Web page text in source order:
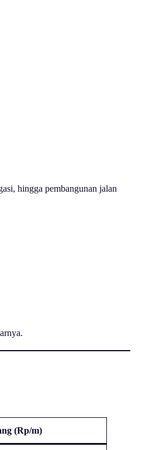
hingga pembangunan jalan
(Rp/m)